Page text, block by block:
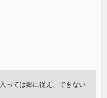
っては郷に従え、できない